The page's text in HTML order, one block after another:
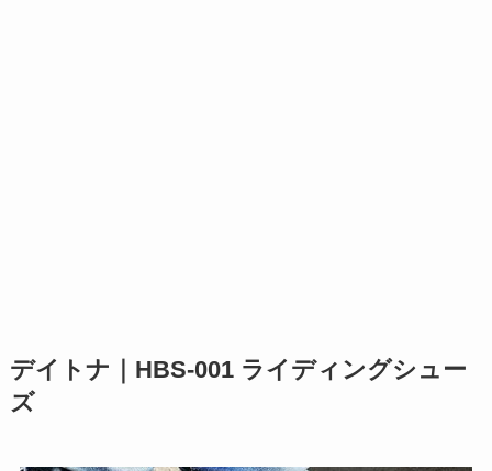
デイトナ｜HBS-001 ライディングシュー
ズ